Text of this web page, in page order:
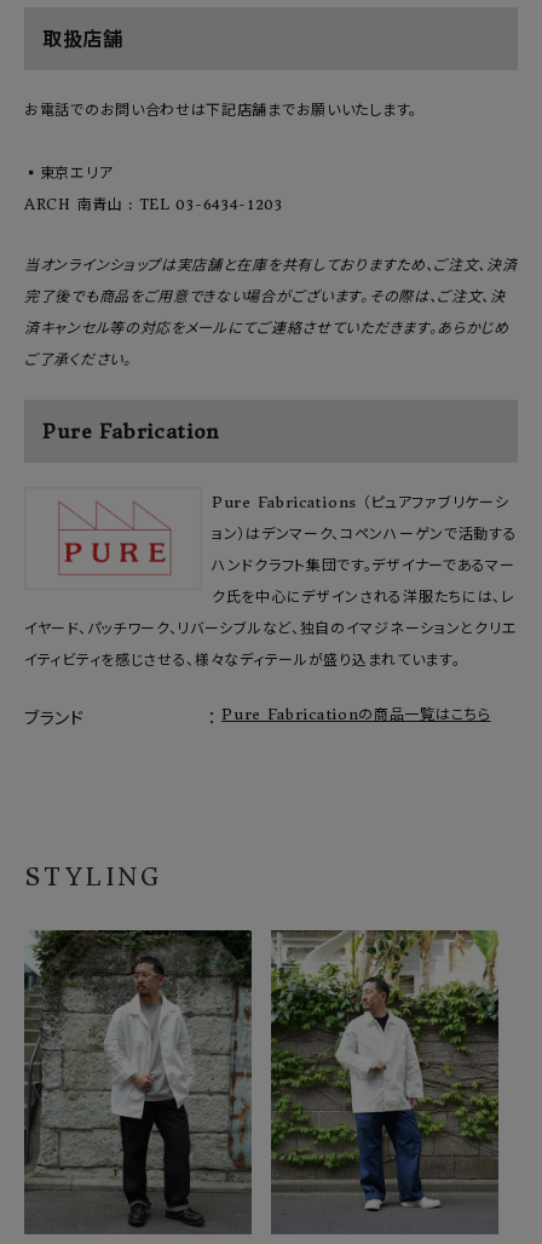
取扱店舗
お電話でのお問い合わせは下記店舗までお願いいたします。
▪️東京エリア
ARCH 南青山 : TEL 03-6434-1203
当オンラインショップは実店舗と在庫を共有しておりますため、ご注文、決済
完了後でも商品をご用意できない場合がございます。その際は、ご注文、決
済キャンセル等の対応をメールにてご連絡させていただきます。あらかじめ
ご了承ください。
Pure Fabrication
Pure Fabrications （ピュアファブリケーシ
ョン）はデンマーク、コペンハーゲンで活動する
ハンドクラフト集団です。デザイナーであるマー
ク氏を中心にデザインされる洋服たちには、レ
イヤード、パッチワーク、リバーシブルなど、独自のイマジネーションとクリエ
イティビティを感じさせる、様々なディテールが盛り込まれています。
ブランド Pure Fabricationの商品一覧はこちら
STYLING